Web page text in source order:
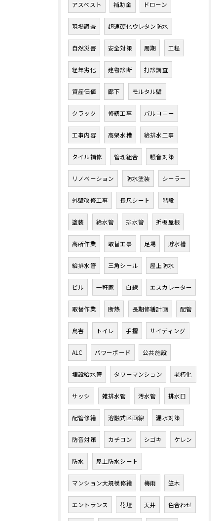
アスベスト 補助金 ドローン
現場調査 超速硬化ウレタン防水
自然災害 安全対策 周期 工程
経年劣化 建物診断 打診調査
資産価値 廊下 モルタル壁
クラック 修繕工事 バルコニー
工事内容 高架水槽 給排水工事
タイル補修 管理組合 騒音対策
リノベーション 防水塗装 シーラー
外壁改修工事 長尺シート 階段
塗装 給水管 排水管 折板屋根
高所作業 取替工事 足場 貯水槽
給排水管 三角シール 屋上防水
ビル 一軒家 白線 エスカレーター
取替作業 断熱 長期修繕計画 配管
鳥害 トイレ 手摺 サイディング
ALC パワーボード 公共施設
埋設給水管 タワーマンション 老朽化
サッシ 雑排水管 汚水管 排水口
配管修繕 溶融式区画線 漏水対策
防音対策 カチコン シゴキ ケレン
防水 屋上防水シート
マンション大規模修繕 梅雨 笠木
エントランス 花壇 天井 色合わせ